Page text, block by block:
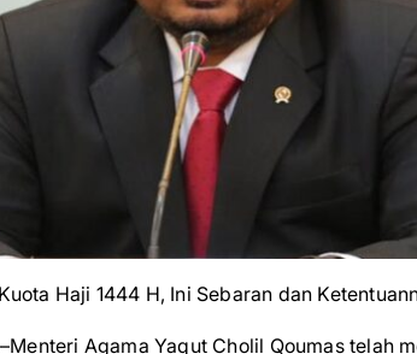
Haji 1444 H, Ini Sebaran dan
Agama Yaqut Cholil Qoumas telah